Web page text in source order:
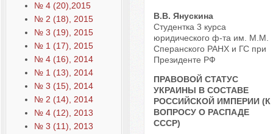
№ 4 (20),2015
№ 2 (18), 2015
№ 3 (19), 2015
№ 1 (17), 2015
№ 4 (16), 2014
№ 1 (13), 2014
№ 3 (15), 2014
№ 2 (14), 2014
№ 4 (12), 2013
№ 3 (11), 2013
В.В. Янускина
Студентка 3 курса
юридического ф-та им. М.М.
Сперанского РАНХ и ГС при
Президенте РФ
ПРАВОВОЙ СТАТУС
УКРАИНЫ В СОСТАВЕ
РОССИЙСКОЙ ИМПЕРИИ (К
ВОПРОСУ О РАСПАДЕ
СССР)